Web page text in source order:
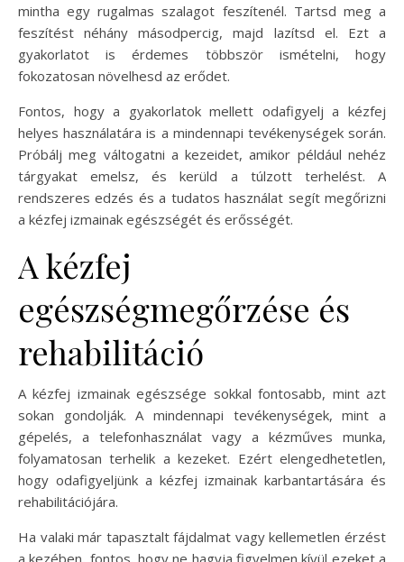
mintha egy rugalmas szalagot feszítenél. Tartsd meg a
feszítést néhány másodpercig, majd lazítsd el. Ezt a
gyakorlatot is érdemes többször ismételni, hogy
fokozatosan növelhesd az erődet.
Fontos, hogy a gyakorlatok mellett odafigyelj a kézfej
helyes használatára is a mindennapi tevékenységek során.
Próbálj meg váltogatni a kezeidet, amikor például nehéz
tárgyakat emelsz, és kerüld a túlzott terhelést. A
rendszeres edzés és a tudatos használat segít megőrizni
a kézfej izmainak egészségét és erősségét.
A kézfej
egészségmegőrzése és
rehabilitáció
A kézfej izmainak egészsége sokkal fontosabb, mint azt
sokan gondolják. A mindennapi tevékenységek, mint a
gépelés, a telefonhasználat vagy a kézműves munka,
folyamatosan terhelik a kezeket. Ezért elengedhetetlen,
hogy odafigyeljünk a kézfej izmainak karbantartására és
rehabilitációjára.
Ha valaki már tapasztalt fájdalmat vagy kellemetlen érzést
a kezében, fontos, hogy ne hagyja figyelmen kívül ezeket a